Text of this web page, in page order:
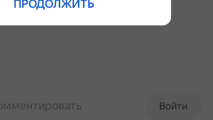
Войти
ПРОДОЛЖИТЬ